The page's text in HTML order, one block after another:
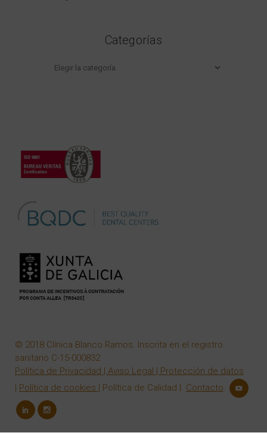
Categorías
Categorías
© 2018 Clínica Blanco Ramos. Inscrita en el registro
sanitario C-15-000832
Política de Privacidad | Aviso Legal | Protección de datos
| Política de cookies | Política de Calidad | Contacto.